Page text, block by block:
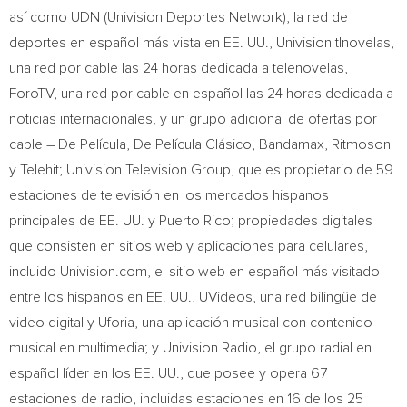
así como UDN (Univision Deportes Network), la red de
deportes en español más vista en EE. UU., Univision tlnovelas,
una red por cable las 24 horas dedicada a telenovelas,
ForoTV, una red por cable en español las 24 horas dedicada a
noticias internacionales, y un grupo adicional de ofertas por
cable – De Película, De Película Clásico, Bandamax, Ritmoson
y Telehit; Univision Television Group, que es propietario de 59
estaciones de televisión en los mercados hispanos
principales de EE. UU. y Puerto Rico; propiedades digitales
que consisten en sitios web y aplicaciones para celulares,
incluido Univision.com, el sitio web en español más visitado
entre los hispanos en EE. UU., UVideos, una red bilingüe de
video digital y Uforia, una aplicación musical con contenido
musical en multimedia; y Univision Radio, el grupo radial en
español líder en los EE. UU., que posee y opera 67
estaciones de radio, incluidas estaciones en 16 de los 25